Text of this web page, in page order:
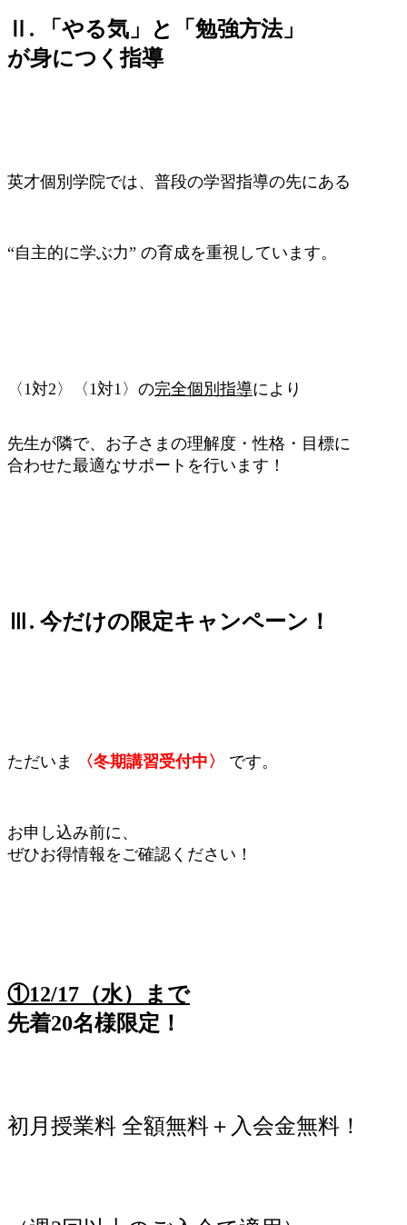
Ⅱ. 「やる気」と「勉強方法」
が身につく指導
英才個別学院では、普段の学習指導の先にある
“自主的に学ぶ力” の育成を重視しています。
〈1対2〉〈1対1〉の完全個別指導により
先生が隣で、お子さまの理解度・性格・目標に
合わせた最適なサポートを行います！
Ⅲ. 今だけの限定キャンペーン！
ただいま 〈冬期講習受付中〉 です。
お申し込み前に、
ぜひお得情報をご確認ください！
①12/17（水）まで
先着20名様限定！
初月授業料 全額無料＋入会金無料！